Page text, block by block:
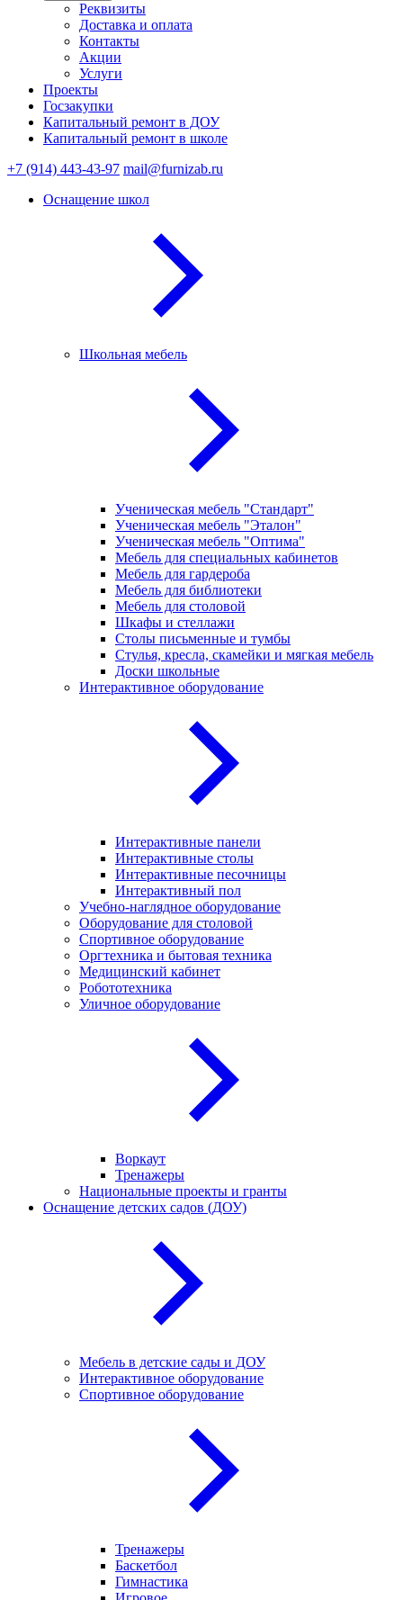
Реквизиты
Доставка и оплата
Контакты
Акции
Услуги
Проекты
Госзакупки
Капитальный ремонт в ДОУ
Капитальный ремонт в школе
+7 (914) 443-43-97 mail@furnizab.ru
Оснащение школ
Школьная мебель
Ученическая мебель "Стандарт"
Ученическая мебель "Эталон"
Ученическая мебель "Оптима"
Мебель для специальных кабинетов
Мебель для гардероба
Мебель для библиотеки
Мебель для столовой
Шкафы и стеллажи
Столы письменные и тумбы
Стулья, кресла, скамейки и мягкая мебель
Доски школьные
Интерактивное оборудование
Интерактивные панели
Интерактивные столы
Интерактивные песочницы
Интерактивный пол
Учебно-наглядное оборудование
Оборудование для столовой
Спортивное оборудование
Оргтехника и бытовая техника
Медицинский кабинет
Робототехника
Уличное оборудование
Воркаут
Тренажеры
Национальные проекты и гранты
Оснащение детских садов (ДОУ)
Мебель в детские сады и ДОУ
Интерактивное оборудование
Спортивное оборудование
Тренажеры
Баскетбол
Гимнастика